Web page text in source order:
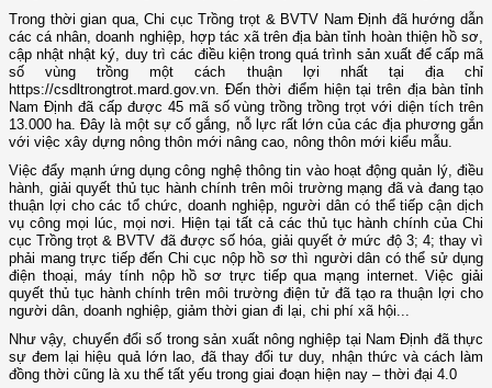
Trong thời gian qua, Chi cục Trồng trọt & BVTV Nam Định đã hướng dẫn
các cá nhân, doanh nghiệp, hợp tác xã trên địa bàn tỉnh hoàn thiện hồ sơ,
cập nhật nhật ký, duy trì các điều kiện trong quá trình sản xuất để cấp mã
số vùng trồng một cách thuận lợi nhất tại địa chỉ
https://csdltrongtrot.mard.gov.vn. Đến thời điểm hiện tại trên địa bàn tỉnh
Nam Định đã cấp được 45 mã số vùng trồng trồng trọt với diện tích trên
13.000 ha. Đây là một sự cố gắng, nỗ lực rất lớn của các địa phương gắn
với việc xây dựng nông thôn mới nâng cao, nông thôn mới kiểu mẫu.
Việc đẩy mạnh ứng dụng công nghệ thông tin vào hoạt động quản lý, điều
hành, giải quyết thủ tục hành chính trên môi trường mạng đã và đang tạo
thuận lợi cho các tổ chức, doanh nghiệp, người dân có thể tiếp cận dịch
vụ công mọi lúc, mọi nơi. Hiện tại tất cả các thủ tục hành chính của Chi
cục Trồng trọt & BVTV đã được số hóa, giải quyết ở mức độ 3; 4; thay vì
phải mang trực tiếp đến Chi cục nộp hồ sơ thì người dân có thể sử dụng
điện thoại, máy tính nộp hồ sơ trực tiếp qua mạng internet. Việc giải
quyết thủ tục hành chính trên môi trường điện tử đã tạo ra thuận lợi cho
người dân, doanh nghiệp, giảm thời gian đi lại, chi phí xã hội...
Như vậy, chuyển đổi số trong sản xuất nông nghiệp tại Nam Định đã thực
sự đem lại hiệu quả lớn lao, đã thay đổi tư duy, nhận thức và cách làm
đồng thời cũng là xu thế tất yếu trong giai đoạn hiện nay – thời đại 4.0